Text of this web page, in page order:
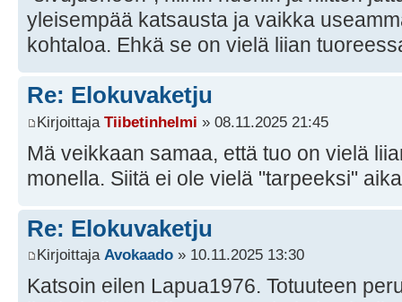
yleisempää katsausta ja vaikka
kohtaloa. Ehkä se on vielä liian
Re: Elokuvaketju
Kirjoittaja Tiibetinhelmi » 08.11.2025 21:45
Mä veikkaan samaa, että tuo on vielä
monella. Siitä ei ole vielä "tarpeeksi"
Re: Elokuvaketju
Kirjoittaja Avokaado » 10.11.2025 13:30
Katsoin eilen Lapua1976. Totuuteen